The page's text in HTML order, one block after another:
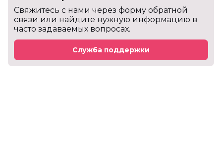
Cвяжитесь с нами через форму обратной
связи или найдите нужную информацию в
часто задаваемых вопросах.
Служба поддержки